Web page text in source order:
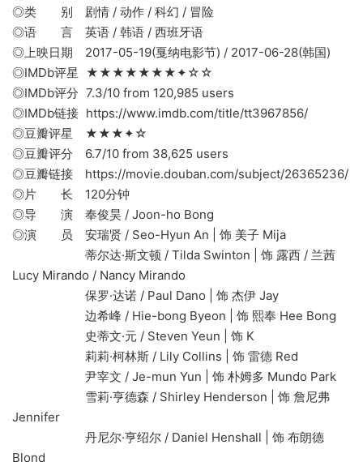
◎类 别 剧情 / 动作 / 科幻 / 冒险
◎语 言 英语 / 韩语 / 西班牙语
◎上映日期 2017-05-19(戛纳电影节) / 2017-06-28(韩国)
◎IMDb评星 ★★★★★★★✦☆☆
◎IMDb评分 7.3/10 from 120,985 users
◎IMDb链接 https://www.imdb.com/title/tt3967856/
◎豆瓣评星 ★★★✦☆
◎豆瓣评分 6.7/10 from 38,625 users
◎豆瓣链接 https://movie.douban.com/subject/26365236/
◎片 长 120分钟
◎导 演 奉俊昊 / Joon-ho Bong
◎演 员 安瑞贤 / Seo-Hyun An | 饰 美子 Mija
蒂尔达·斯文顿 / Tilda Swinton | 饰 露西 / 兰茜
Lucy Mirando / Nancy Mirando
保罗·达诺 / Paul Dano | 饰 杰伊 Jay
边希峰 / Hie-bong Byeon | 饰 熙奉 Hee Bong
史蒂文·元 / Steven Yeun | 饰 K
莉莉·柯林斯 / Lily Collins | 饰 雷德 Red
尹宰文 / Je-mun Yun | 饰 朴姆多 Mundo Park
雪莉·亨德森 / Shirley Henderson | 饰 詹尼弗
Jennifer
丹尼尔·亨绍尔 / Daniel Henshall | 饰 布朗德
Blond